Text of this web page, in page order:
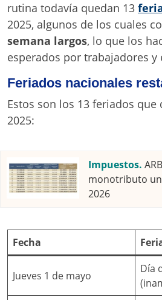
rutina todavía quedan 13
2025, algunos de los cuales
semana largos, lo que los
esperados por trabajadores y
Feriados nacionales
Estos son los 13 feriados que
2025:
Impuestos.
monotributo
2026
Fecha
Jueves 1 de mayo
Día